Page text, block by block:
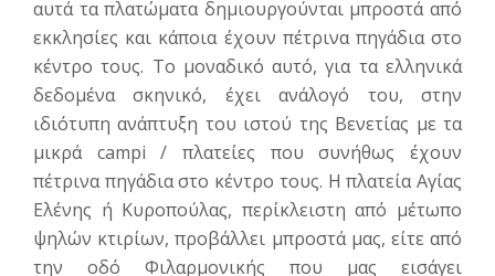
αυτά τα πλατώματα δημιουργούνται μπροστά από
εκκλησίες και κάποια έχουν πέτρινα πηγάδια στο
κέντρο τους. Το μοναδικό αυτό, για τα ελληνικά
δεδομένα σκηνικό, έχει ανάλογό του, στην
ιδιότυπη ανάπτυξη του ιστού της Βενετίας με τα
μικρά campi / πλατείες που συνήθως έχουν
πέτρινα πηγάδια στο κέντρο τους. Η πλατεία Αγίας
Ελένης ή Κυροπούλας, περίκλειστη από μέτωπο
ψηλών κτιρίων, προβάλλει μπροστά μας, είτε από
την οδό Φιλαρμονικής που μας εισάγει